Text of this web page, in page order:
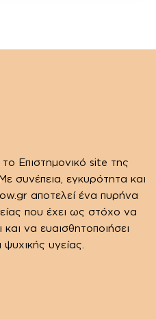
Επιστημονικό site της
συνέπεια, εγκυρότητα και
αποτελεί ένα πυρήνα
που έχει ως στόχο να
να ευαισθητοποιήσει
υγείας.